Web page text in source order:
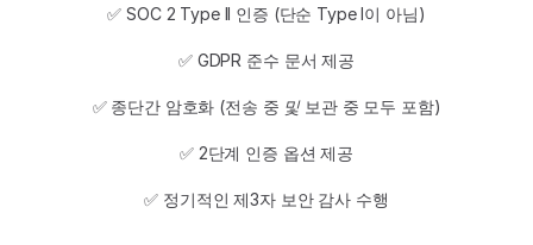
✅ SOC 2 Type II 인증 (단순 Type I이 아님)
✅ GDPR 준수 문서 제공
✅ 종단간 암호화 (전송 중 및 보관 중 모두 포함)
✅ 2단계 인증 옵션 제공
✅ 정기적인 제3자 보안 감사 수행